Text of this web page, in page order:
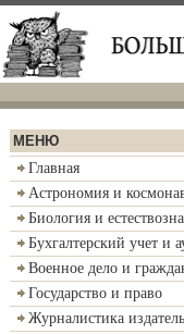
МЕНЮ
Главная
Астрономия и
Биология и
Бухгалтерский учет и
Военное дело и
Государство и право
Журналистика